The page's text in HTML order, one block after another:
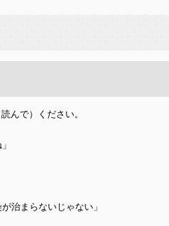
んで）ください。
治まらないじゃない」